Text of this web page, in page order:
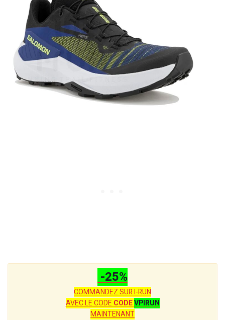
-25%
COMMANDEZ SUR I-RUN
AVEC LE CODECODEVPIRUN
MAINTENANT